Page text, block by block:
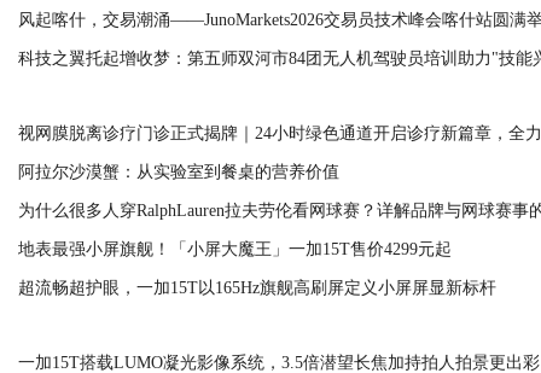
风起喀什，交易潮涌——JunoMarkets2026交易员技术峰会喀什站圆满
科技之翼托起增收梦：第五师双河市84团无人机驾驶员培训助力"技能
视网膜脱离诊疗门诊正式揭牌｜24小时绿色通道开启诊疗新篇章，全
光明"视”界
阿拉尔沙漠蟹：从实验室到餐桌的营养价值
为什么很多人穿RalphLauren拉夫劳伦看网球赛？详解品牌与网球赛事
地表最强小屏旗舰！「小屏大魔王」一加15T售价4299元起
超流畅超护眼，一加15T以165Hz旗舰高刷屏定义小屏屏显新标杆
一加15T搭载LUMO凝光影像系统，3.5倍潜望长焦加持拍人拍景更出彩